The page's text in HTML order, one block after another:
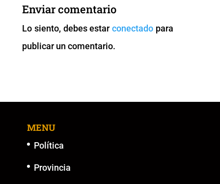
o
o
k
p
p k
er
Enviar comentario
Lo siento, debes estarconectado para
publicar un comentario.
MENU
Política
Provincia